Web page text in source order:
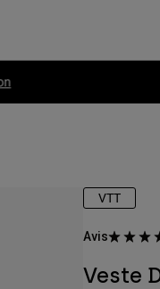
VTT
Avis
Veste